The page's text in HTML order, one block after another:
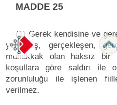
MADDE 25
(1) Gerek kendisine ve
yönelmiş, gerçekleşen,
muhakkak olan haksız bir
koşullara göre saldırı ile
zorunluluğu ile işlenen
verilmez.